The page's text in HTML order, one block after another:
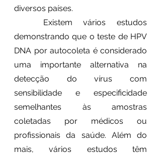
diversos países.
demonstrando que o teste de HPV
DNA por autocoleta é considerado
uma importante alternativa na
detecção do vírus com
sensibilidade e especificidade
semelhantes às amostras
coletadas por médicos ou
profissionais da saúde. Além do
mais, vários estudos têm